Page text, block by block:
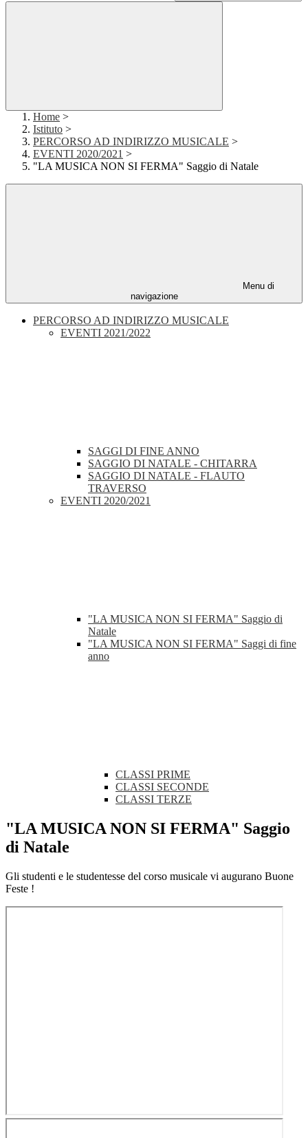
Home >
Istituto >
PERCORSO AD INDIRIZZO MUSICALE >
EVENTI 2020/2021 >
"LA MUSICA NON SI FERMA" Saggio di Natale
Menu di
navigazione
PERCORSO AD INDIRIZZO MUSICALE
EVENTI 2021/2022
SAGGI DI FINE ANNO
SAGGIO DI NATALE - CHITARRA
SAGGIO DI NATALE - FLAUTO
TRAVERSO
EVENTI 2020/2021
"LA MUSICA NON SI FERMA" Saggio di
Natale
"LA MUSICA NON SI FERMA" Saggi di fine
anno
CLASSI PRIME
CLASSI SECONDE
CLASSI TERZE
"LA MUSICA NON SI FERMA" Saggio
di Natale
Gli studenti e le studentesse del corso musicale vi augurano Buone
Feste !